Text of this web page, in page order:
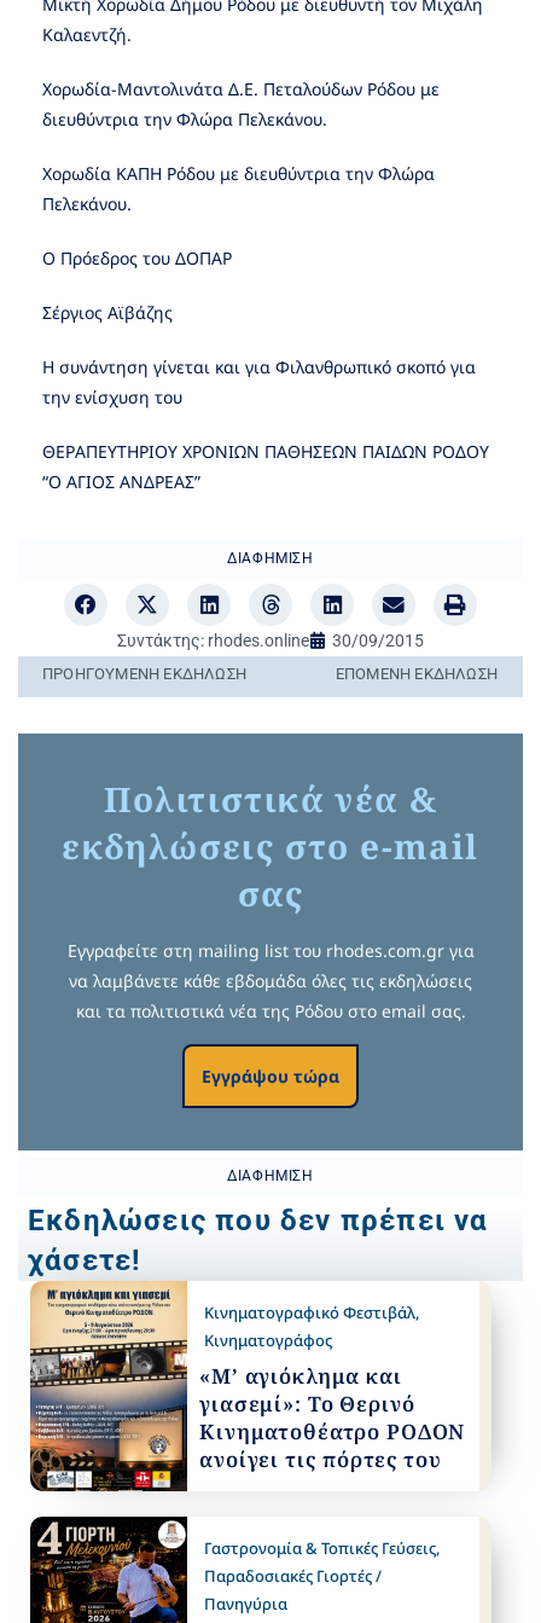
Καλαεντζή.
Χορωδία-Μαντολινάτα Δ.Ε. Πεταλούδων Ρόδου με
διευθύντρια την Φλώρα Πελεκάνου.
Χορωδία ΚΑΠΗ Ρόδου με διευθύντρια την Φλώρα
Πελεκάνου.
Ο Πρόεδρος του ΔΟΠΑΡ
Σέργιος Αϊβάζης
Η συνάντηση γίνεται και για Φιλανθρωπικό σκοπό για
την ενίσχυση του
ΘΕΡΑΠΕΥΤΗΡΙΟΥ ΧΡΟΝΙΩΝ ΠΑΘΗΣΕΩΝ ΠΑΙΔΩΝ ΡΟΔΟΥ
“Ο ΑΓΙΟΣ ΑΝΔΡΕΑΣ”
ΔΙΑΦΉΜΙΣΗ
Συντάκτης: rhodes.online 30/09/2015
ΠΡΟΗΓΟΎΜΕΝΗ ΕΚΔΉΛΩΣΗ ΕΠΌΜΕΝΗ ΕΚΔΉΛΩΣΗ
Πολιτιστικά νέα &
εκδηλώσεις στο e-mail
σας
Εγγραφείτε στη mailing list του rhodes.com.gr για
να λαμβάνετε κάθε εβδομάδα όλες τις εκδηλώσεις
και τα πολιτιστικά νέα της Ρόδου στο email σας.
Εγγράψου τώρα
ΔΙΑΦΉΜΙΣΗ
Εκδηλώσεις που δεν πρέπει να
χάσετε!
Κινηματογραφικό Φεστιβάλ,
Κινηματογράφος
«Μ’ αγιόκλημα και
γιασεμί»: Το Θερινό
Κινηματοθέατρο ΡΟΔΟΝ
ανοίγει τις πόρτες του
Γαστρονομία & Τοπικές Γεύσεις,
Παραδοσιακές Γιορτές /
Πανηγύρια